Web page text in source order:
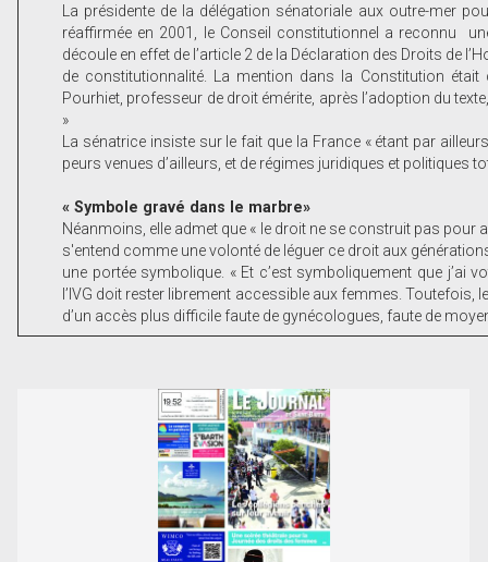
La présidente de la délégation sénatoriale aux outre-mer
réaffirmée en 2001, le Conseil constitutionnel a reconnu
découle en effet de l’article 2 de la Déclaration des Droits de
de constitutionnalité. La mention dans la Constitution était
Pourhiet, professeur de droit émérite, après l’adoption du
»
La sénatrice insiste sur le fait que la France « étant par
peurs venues d’ailleurs, et de régimes juridiques et politiques
« Symbole gravé dans le marbre»
Néanmoins, elle admet que « le droit ne se construit pas pour
s'entend comme une volonté de léguer ce droit aux
une portée symbolique. « Et c’est symboliquement que j’ai
l’IVG doit rester librement accessible aux femmes.
d’un accès plus difficile faute de gynécologues, faute de